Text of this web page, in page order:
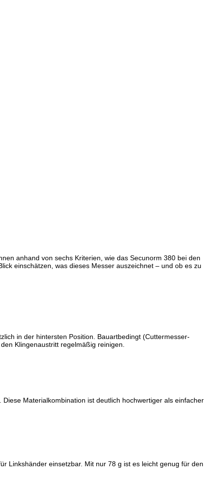
anhand von sechs Kriterien, wie das Secunorm 380 bei den
einschätzen, was dieses Messer auszeichnet – und ob es zu
in der hintersten Position. Bauartbedingt (Cuttermesser-
Klingenaustritt regelmäßig reinigen.
Materialkombination ist deutlich hochwertiger als einfacher
Linkshänder einsetzbar. Mit nur 78 g ist es leicht genug für den